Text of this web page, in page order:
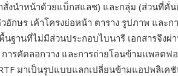
งนำหน้าด้วยแบ็กสแลช) และกลุ่ม (ส่วนที่คั่น
กษร เค้าโครงย่อหน้า ตาราง รูปภาพ และก
ฐานที่ไม่มีส่วนประกอบไบนารี เอกสารจึงผ่
ารคัดลอกวาง และการถ่ายโอนข้ามแพลต
มาเป็นรูปแบบแลกเปลี่ยนข้ามแอปพลิเ